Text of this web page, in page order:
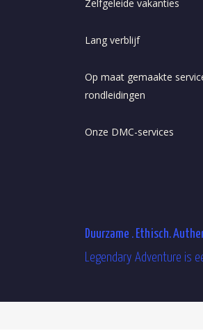
Zelfgeleide vakanties
Lang verblijf
Op maat gemaakte
rondleidingen
Onze DMC-services
Duurzame . Ethisch.
Legendary Adventure is